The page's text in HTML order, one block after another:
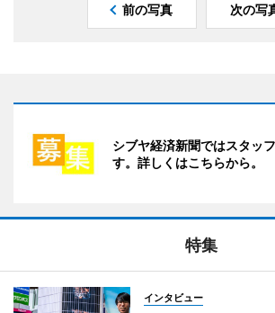
前の写真 次の写
シブヤ経済新聞ではスタッ
す。詳しくはこちらから。
特集
インタビュー